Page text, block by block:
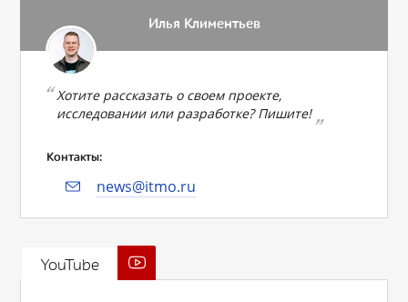
Илья Климентьев
Хотите рассказать о своем проекте,
исследовании или разработке? Пишите!
Контакты:
news@itmo.ru
YouTube